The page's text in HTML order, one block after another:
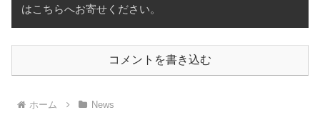
はこちらへお寄せください。
コメントを書き込む
ホーム News